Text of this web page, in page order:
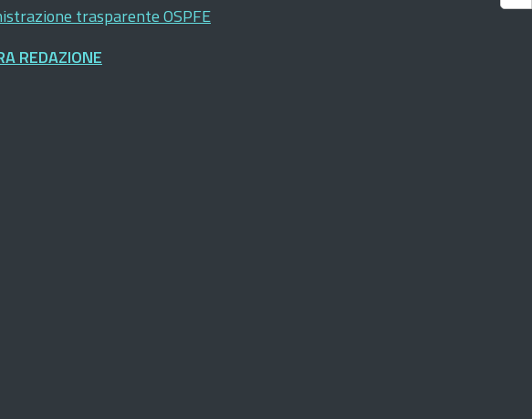
trasparente OSPFE
REDAZIONE